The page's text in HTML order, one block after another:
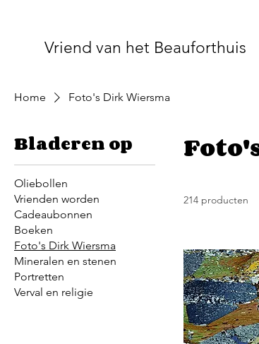
Vriend van het Beauforthuis
Home Foto's Dirk Wiersma
Bladeren op
Oliebollen
Vrienden worden
Cadeaubonnen
Boeken
Foto's Dirk Wiersma
Mineralen en stenen
Portretten
Verval en religie
214 producten